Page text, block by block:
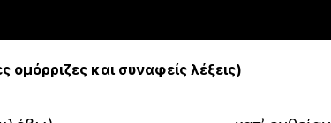
ομόρριζες και συναφείς λέξεις)